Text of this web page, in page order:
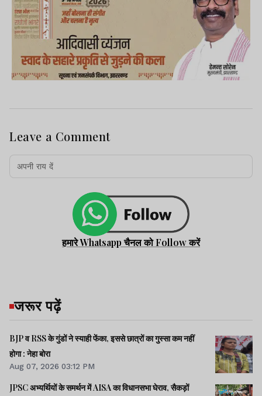
Leave a Comment
हमारे Whatsapp चैनल को Follow करें
जरूर पढ़ें
BJP व RSS के गुंडों ने स्याही फेंका, इससे छात्रों का गुस्सा कम नहीं
होगा : नेहा बोरा
Aug 07, 2026 03:12 PM
JPSC अभ्यर्थियों के समर्थन में AISA का विधानसभा घेराव, सैकड़ों